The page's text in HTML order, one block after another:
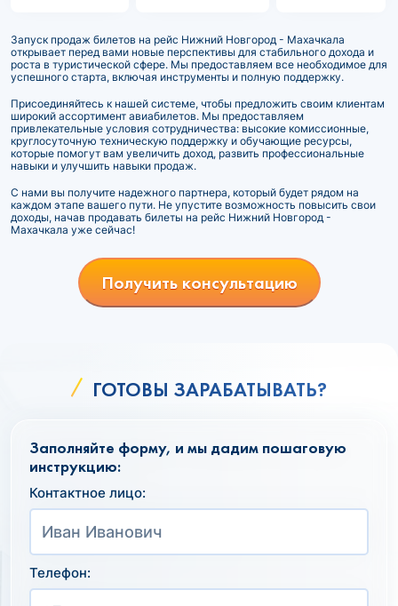
Запуск продаж билетов на рейс Нижний Новгород - Махачкала
открывает перед вами новые перспективы для стабильного дохода и
роста в туристической сфере. Мы предоставляем все необходимое для
успешного старта, включая инструменты и полную поддержку.
Присоединяйтесь к нашей системе, чтобы предложить своим клиентам
широкий ассортимент авиабилетов. Мы предоставляем
привлекательные условия сотрудничества: высокие комиссионные,
круглосуточную техническую поддержку и обучающие ресурсы,
которые помогут вам увеличить доход, развить профессиональные
навыки и улучшить навыки продаж.
С нами вы получите надежного партнера, который будет рядом на
каждом этапе вашего пути. Не упустите возможность повысить свои
доходы, начав продавать билеты на рейс Нижний Новгород -
Махачкала уже сейчас!
Получить консультацию
ГОТОВЫ ЗАРАБАТЫВАТЬ?
Заполняйте форму, и мы дадим пошаговую
инструкцию:
Контактное лицо:
Телефон: